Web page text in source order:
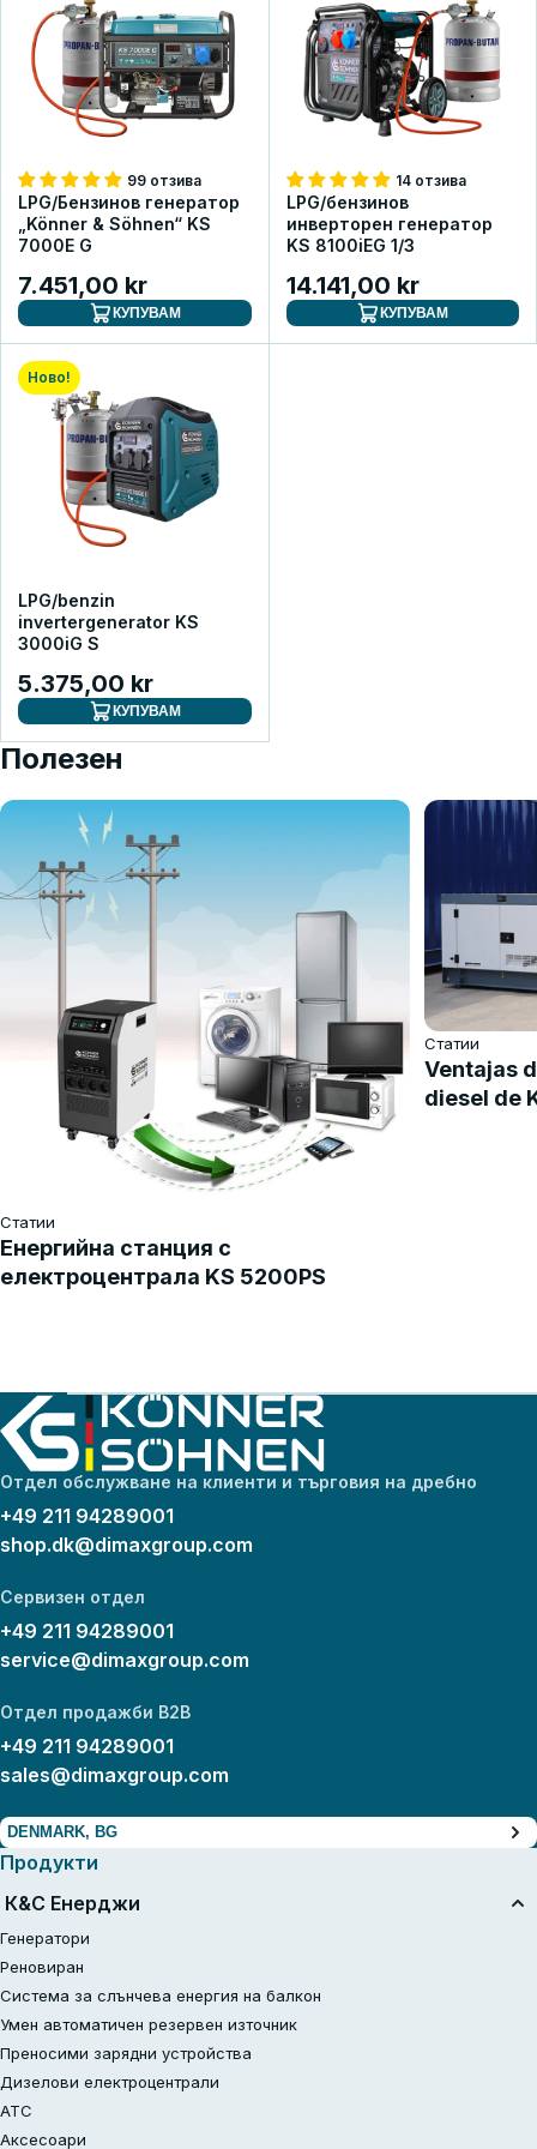
99 отзива
LPG/Бензинов генератор
„Könner & Söhnen“ KS
7000E G
7.451,00 kr
КУПУВАМ
14 отзива
LPG/бензинов
инверторен генератор
KS 8100iEG 1/3
14.141,00 kr
КУПУВАМ
Ново!
LPG/benzin
invertergenerator KS
3000iG S
5.375,00 kr
КУПУВАМ
Полезен
Статии
Енергийна станция с
електроцентрала KS 5200PS
Статии
Ventajas
diesel de
Отдел обслужване на клиенти и търговия на дребно
+49 211 94289001
shop.dk@dimaxgroup.com
Сервизен отдел
+49 211 94289001
service@dimaxgroup.com
Отдел продажби B2B
+49 211 94289001
sales@dimaxgroup.com
DENMARK, BG
Продукти
К&С Енерджи
Генератори
Реновиран
Система за слънчева енергия на балкон
Умен автоматичен резервен източник
Преносими зарядни устройства
Дизелови електроцентрали
АТС
Аксесоари